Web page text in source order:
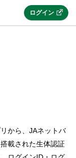
ログイン
から、JAネットバ
載された生体認証